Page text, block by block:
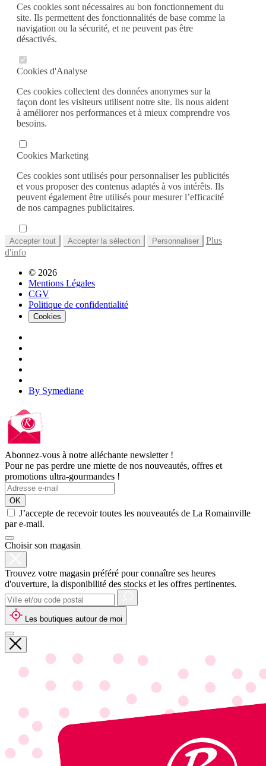
Ces cookies sont nécessaires au bon fonctionnement du
site. Ils permettent des fonctionnalités de base comme la
navigation ou la sécurité, et ne peuvent pas être
désactivés.
Cookies d'Analyse
Ces cookies collectent des données anonymes sur la
façon dont les visiteurs utilisent notre site. Ils nous aident
à améliorer nos performances et à mieux comprendre vos
besoins.
Cookies Marketing
Ces cookies sont utilisés pour personnaliser les publicités
et vous proposer des contenus adaptés à vos intérêts. Ils
peuvent également être utilisés pour mesurer l’efficacité
de nos campagnes publicitaires.
Accepter tout Accepter la sélection Personnaliser
Plus
d'info
© 2026
Mentions Légales
CGV
Politique de confidentialité
Cookies
By Symediane
Abonnez-vous à notre alléchante newsletter !
Pour ne pas perdre une miette de nos nouveautés, offres et
promotions ultra-gourmandes !
OK
J’accepte de recevoir toutes les nouveautés de La Romainville
par e-mail.
Choisir son magasin
Trouvez votre magasin préféré pour connaître ses heures
d'ouverture, la disponibilité des stocks et les offres pertinentes.
Les boutiques autour de moi